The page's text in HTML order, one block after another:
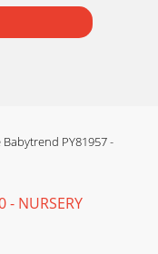
PY81957 -
NURSERY